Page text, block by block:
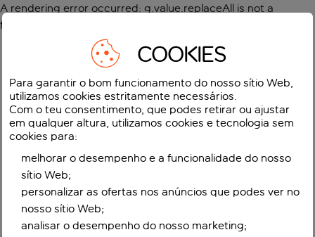
A rendering error occurred: g.value.replaceAll is not a
function
COOKIES
Para garantir o bom funcionamento do nosso sítio Web,
utilizamos cookies estritamente necessários.
Com o teu consentimento, que podes retirar ou ajustar
em qualquer altura, utilizamos cookies e tecnologia sem
cookies para:
melhorar o desempenho e a funcionalidade do nosso
sítio Web;
personalizar as ofertas nos anúncios que podes ver no
nosso sítio Web;
analisar o desempenho do nosso marketing;